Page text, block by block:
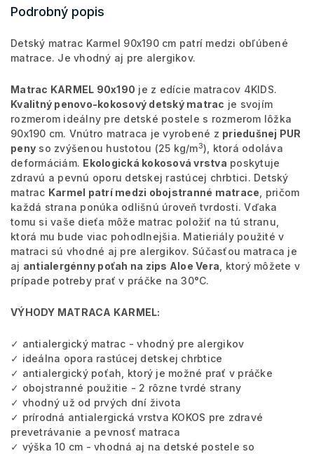
Podrobný popis
Detský matrac Karmel 90x190 cm patrí medzi obľúbené
matrace. Je vhodný aj pre alergikov.
Matrac KARMEL 90x190 je z edície matracov 4KIDS.
Kvalitný penovo-kokosový detský matrac je svojím
rozmerom ideálny pre detské postele s rozmerom lôžka
90x190 cm. Vnútro matraca je vyrobené z priedušnej PUR
peny so zvýšenou hustotou (25 kg/m3), ktorá odoláva
deformáciám. Ekologická kokosová vrstva poskytuje
zdravú a pevnú oporu detskej rastúcej chrbtici. Detský
matrac Karmel patrí medzi obojstranné matrace , pričom
každá strana ponúka odlišnú úroveň tvrdosti. Vďaka
tomu si vaše dieťa môže matrac položiť na tú stranu,
ktorá mu bude viac pohodlnejšia. Matieriály použité v
matraci sú vhodné aj pre alergikov. Súčasťou matraca je
aj antialergénny poťah na zips Aloe Vera , ktorý môžete v
prípade potreby prať v práčke na 30°C.
VÝHODY MATRACA KARMEL:
✓ antialergický matrac - vhodný pre alergikov
✓ ideálna opora rastúcej detskej chrbtice
✓ antialergický poťah, ktorý je možné prať v práčke
✓ obojstranné použitie - 2 rôzne tvrdé strany
✓ vhodný už od prvých dní života
✓ prírodná antialergická vrstva KOKOS pre zdravé
prevetrávanie a pevnosť matraca
✓ výška 10 cm - vhodná aj na detské postele so